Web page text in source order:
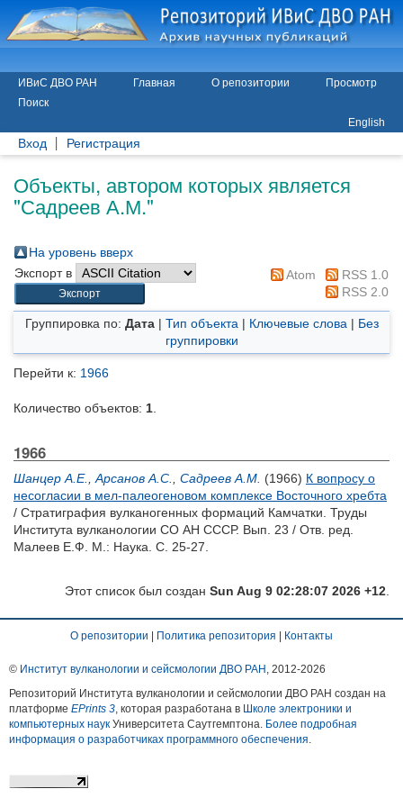
ИВиС ДВО РАН Главная О репозитории
Просмотр
Поиск
English
Вход Регистрация
Объекты, автором которых является
"Садреев А.М."
На уровень вверх
Экспорт в
Atom
RSS 1.0
RSS 2.0
Группировка по: Дата| Тип объекта | Ключевые слова | Без
группировки
Перейти к: 1966
Количество объектов: 1
1966
Шанцер А.Е. Арсанов А.С. Садреев А.М. (1966) К вопросу о
несогласии в мел-палеогеновом комплексе Восточного хребта
/ Стратиграфия вулканогенных формаций Камчатки. Труды
Института вулканологии СО АН СССР. Вып. 23 / Отв. ред.
Малеев Е.Ф.
М.: Наука. С. 25-27.
Этот список был создан Sun Aug 9 02:28:07 2026 +12
О репозитории Политика репозитория Контакты
© Институт вулканологии и сейсмологии ДВО РАН , 2012-2026
Репозиторий Института вулканологии и сейсмологии ДВО РАН создан на
платформе EPrints 3, которая разработана в Школе электроники и
компьютерных наук Университета Саутгемптона. Более подробная
информация о разработчиках программного обеспечения.